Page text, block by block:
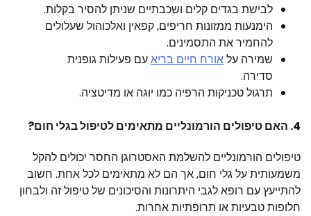
לבישת בגדים קלים ושכבתיים שניתן להסיר בקלות.
הימנעות ממזונות חריפים, קפאין ואלכוהול שעלולים
להחמיר את התסמינים.
שמירה עלאורח חיים בריאעם פעילות גופנית
סדירה.
תרגול טכניקות הרפיה כמו יוגה או מדיטציה.
4. האם טיפולים הורמונליים מתאימים לטיפול בגלי חום?
טיפולים הורמונליים להשלמת האסטרוגן החסר יכולים להקל
משמעותית על גלי חום, אך הם לא מתאימים לכל אחת. חשוב
להתייעץ עם רופא לגבי היתרונות והסיכונים של טיפול זה ולבחון
חלופות טבעיות או תרופתיות אחרות.